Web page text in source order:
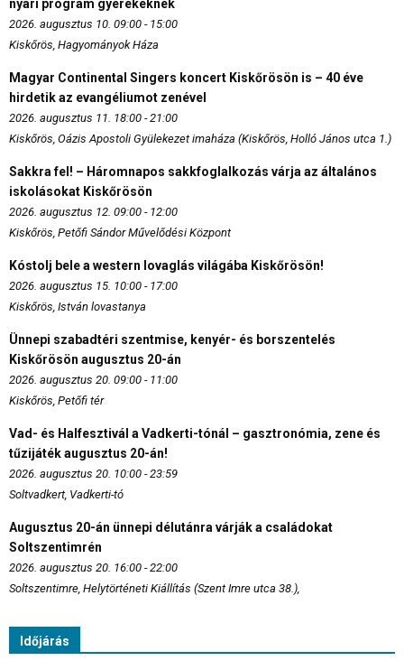
nyári program gyerekeknek
2026. augusztus 10. 09:00 - 15:00
Kiskőrös, Hagyományok Háza
Magyar Continental Singers koncert Kiskőrösön is – 40 éve
hirdetik az evangéliumot zenével
2026. augusztus 11. 18:00 - 21:00
Kiskőrös, Oázis Apostoli Gyülekezet imaháza (Kiskőrös, Holló János utca 1.)
Sakkra fel! – Háromnapos sakkfoglalkozás várja az általános
iskolásokat Kiskőrösön
2026. augusztus 12. 09:00 - 12:00
Kiskőrös, Petőfi Sándor Művelődési Központ
Kóstolj bele a western lovaglás világába Kiskőrösön!
2026. augusztus 15. 10:00 - 17:00
Kiskőrös, István lovastanya
Ünnepi szabadtéri szentmise, kenyér- és borszentelés
Kiskőrösön augusztus 20-án
2026. augusztus 20. 09:00 - 11:00
Kiskőrös, Petőfi tér
Vad- és Halfesztivál a Vadkerti-tónál – gasztronómia, zene és
tűzijáték augusztus 20-án!
2026. augusztus 20. 10:00 - 23:59
Soltvadkert, Vadkerti-tó
Augusztus 20-án ünnepi délutánra várják a családokat
Soltszentimrén
2026. augusztus 20. 16:00 - 22:00
Soltszentimre, Helytörténeti Kiállítás (Szent Imre utca 38.),
Időjárás